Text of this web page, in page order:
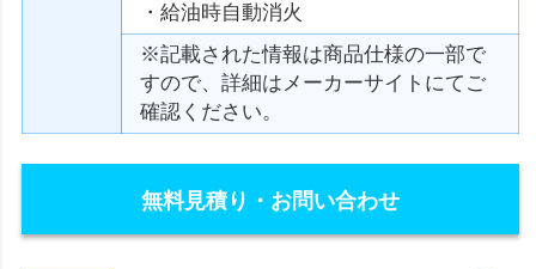
・給油時自動消火
※記載された情報は商品仕様の一部で
すので、詳細はメーカーサイトにてご
確認ください。
無料見積り・お問い合わせ